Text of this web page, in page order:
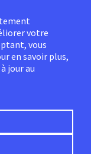
votre
vous
en savoir plus,
jour au